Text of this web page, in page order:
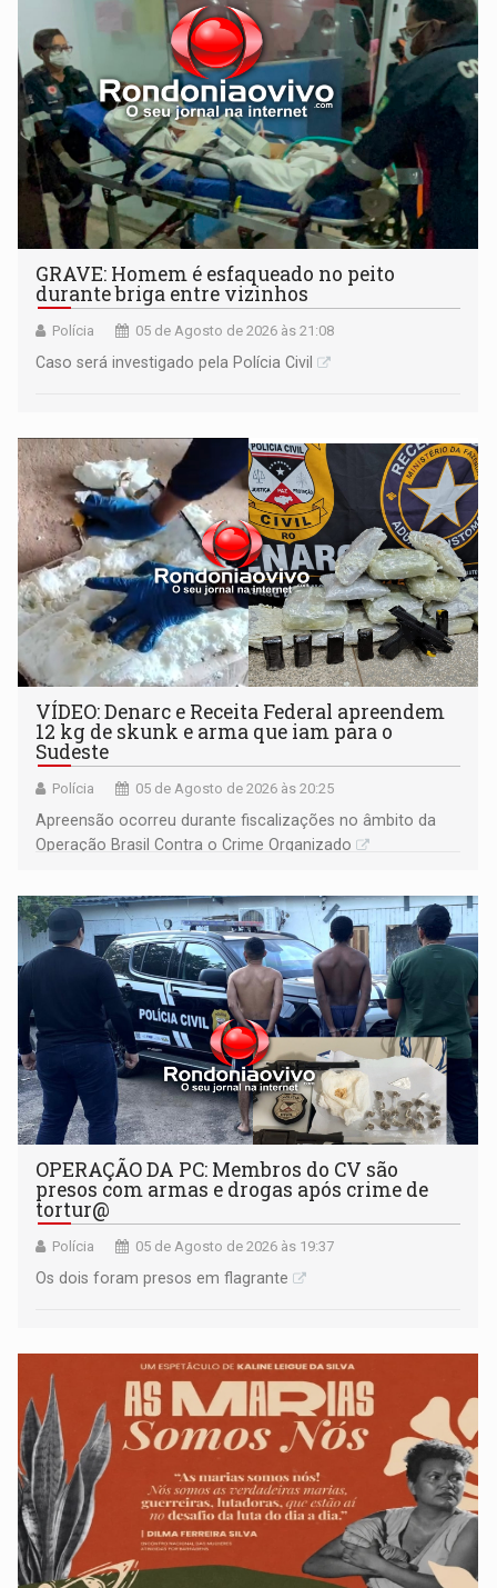
GRAVE: Homem é esfaqueado no peito
durante briga entre vizinhos
Polícia 05 de Agosto de 2026 às 21:08
Caso será investigado pela Polícia Civil
VÍDEO: Denarc e Receita Federal apreendem
12 kg de skunk e arma que iam para o
Sudeste
Polícia 05 de Agosto de 2026 às 20:25
Apreensão ocorreu durante fiscalizações no âmbito da
Operação Brasil Contra o Crime Organizado
OPERAÇÃO DA PC: Membros do CV são
presos com armas e drogas após crime de
tortur@
Polícia 05 de Agosto de 2026 às 19:37
Os dois foram presos em flagrante